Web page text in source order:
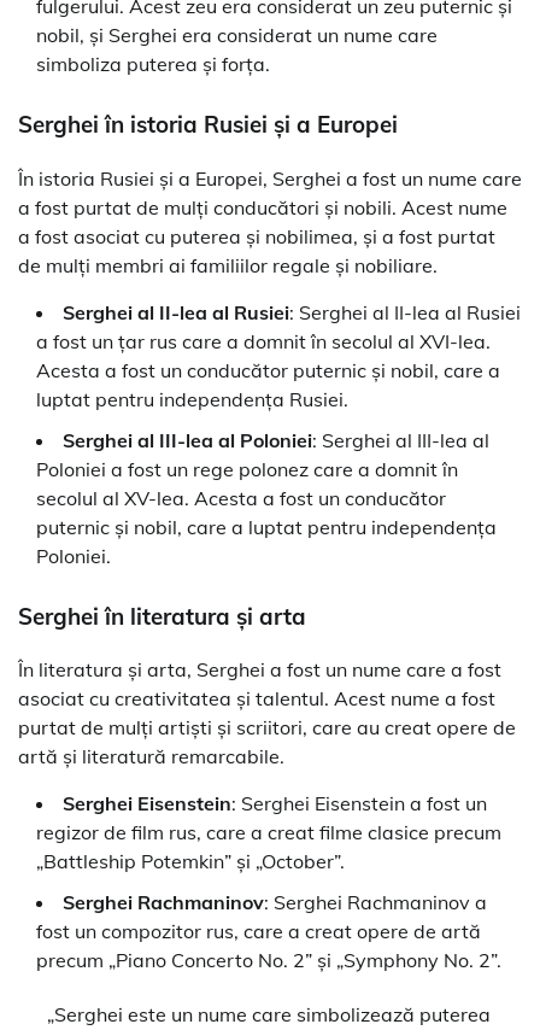
fulgerului. Acest zeu era considerat un zeu puternic și
nobil, și Serghei era considerat un nume care
simboliza puterea și forța.
Serghei în istoria Rusiei și a Europei
În istoria Rusiei și a Europei, Serghei a fost un nume care
a fost purtat de mulți conducători și nobili. Acest nume
a fost asociat cu puterea și nobilimea, și a fost purtat
de mulți membri ai familiilor regale și nobiliare.
Serghei al II-lea al Rusiei: Serghei al II-lea al Rusiei
a fost un țar rus care a domnit în secolul al XVI-lea.
Acesta a fost un conducător puternic și nobil, care a
luptat pentru independența Rusiei.
Serghei al III-lea al Poloniei: Serghei al III-lea al
Poloniei a fost un rege polonez care a domnit în
secolul al XV-lea. Acesta a fost un conducător
puternic și nobil, care a luptat pentru independența
Poloniei.
Serghei în literatura și arta
În literatura și arta, Serghei a fost un nume care a fost
asociat cu creativitatea și talentul. Acest nume a fost
purtat de mulți artiști și scriitori, care au creat opere de
artă și literatură remarcabile.
Serghei Eisenstein: Serghei Eisenstein a fost un
regizor de film rus, care a creat filme clasice precum
„Battleship Potemkin” și „October”.
Serghei Rachmaninov: Serghei Rachmaninov a
fost un compozitor rus, care a creat opere de artă
precum „Piano Concerto No. 2” și „Symphony No. 2”.
„Serghei este un nume care simbolizează puterea